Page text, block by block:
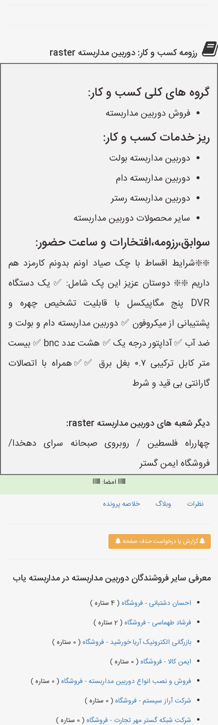
رزومه کسب و کار: دوربین مداربسته raster
گروه های کلی کسب و کار:
فروش دوربین مداربسته
ریز خدمات کسب و کار:
دوربین مداربسته بولت
دوربین مداربسته دام
دوربین مداربسته رستر
سایر محصولات دوربین مداربسته
سوابق،رزومه،افتخارات و ساعت حضور:
❇️❇️شرایط اقساط با چک صیاد اونم بدونم کارمزد هم
داریم ❇️❇️ دوستان عزیز این پک شامل: ✅ یک دستگاه
DVR پنج مگاپیکسل با قابلیت تشخیص چهره و
پشتیبانی از میکروفون ✅ دوربین مداربسته دام و بولت و
ضد آب ✅ آداپتور درجه یک ✅ هشت عدد bnc ✅ بیست
متر کابل ترکیبی ۰.۷ بغل برق ✅✅همراه با اتصالات
گارانتی بی قید و شرط
دیگر شعبه های دوربین مداربسته raster:
چهارراه فلسطین / روبروی صبحانه سرای دهخدا/
فروشگاه ایمن گستر
امضا:
نظرات
وبلاگ خلاصه پرونده
گزارش یا درخواست حذف صفحه
معرفی سایر فروشندگان دوربین مداربسته در مداربسته یاب
احسان دشتبانی - فروشگاه ( 4 ستاره )
فرشاد طهماسی - فروشگاه ( 2 ستاره )
بازرگانی الکترونیک آریا خورشید - فروشگاه ( 0 ستاره )
ایمن کالا - فروشگاه ( 0 ستاره )
فروش و نصب انواع دوربین مداربسته - فروشگاه ( 0 ستاره )
شرکت آراز سیستم - فروشگاه ( 0 ستاره )
شرکت شبکه گستر مهر تجارت - فروشگاه ( 0 ستاره )